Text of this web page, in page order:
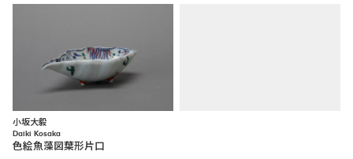
小坂大毅
Daiki Kosaka
色絵魚藻図葉形片口